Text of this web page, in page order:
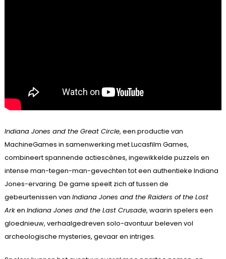
Indiana Jones and the Great Circle, een productie van
MachineGames in samenwerking met Lucasfilm Games,
combineert spannende actiescènes, ingewikkelde puzzels en
intense man-tegen-man-gevechten tot een authentieke Indiana
Jones-ervaring. De game speelt zich af tussen de
gebeurtenissen van Indiana Jones and the Raiders of the Lost
Arken Indiana Jones and the Last Crusade, waarin spelers een
gloednieuw, verhaalgedreven solo-avontuur beleven vol
archeologische mysteries, gevaar en intriges.